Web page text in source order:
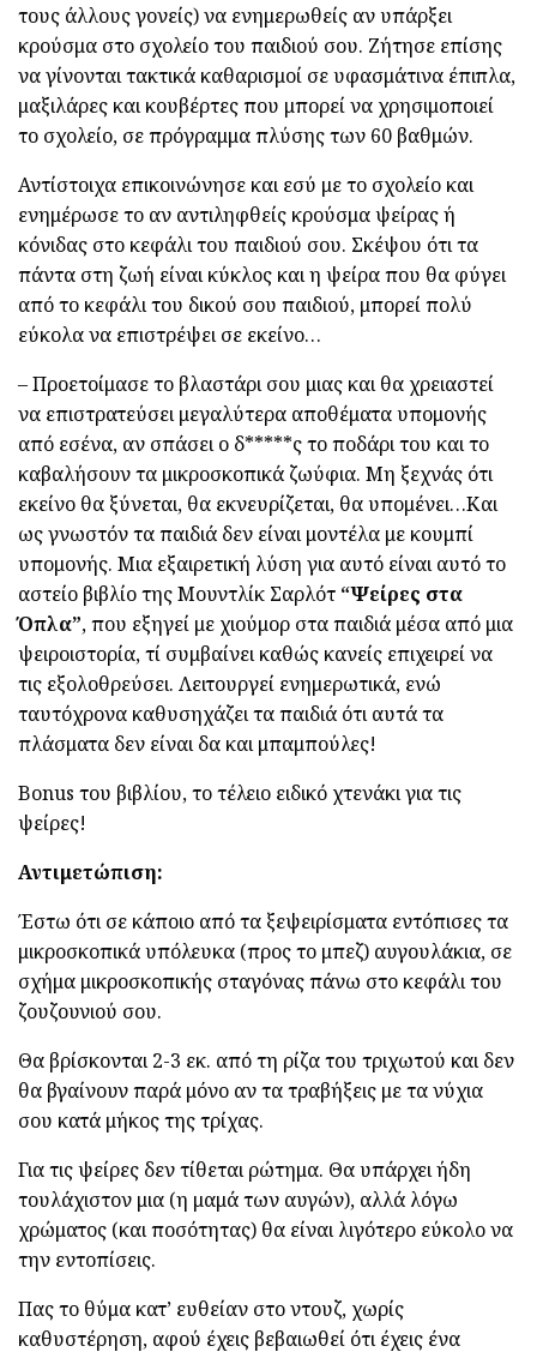
τους άλλους γονείς) να ενημερωθείς αν υπάρξει
κρούσμα στο σχολείο του παιδιού σου. Ζήτησε επίσης
να γίνονται τακτικά καθαρισμοί σε υφασμάτινα έπιπλα,
μαξιλάρες και κουβέρτες που μπορεί να χρησιμοποιεί
το σχολείο, σε πρόγραμμα πλύσης των 60 βαθμών.
Αντίστοιχα επικοινώνησε και εσύ με το σχολείο και
ενημέρωσε το αν αντιληφθείς κρούσμα ψείρας ή
κόνιδας στο κεφάλι του παιδιού σου. Σκέψου ότι τα
πάντα στη ζωή είναι κύκλος και η ψείρα που θα φύγει
από το κεφάλι του δικού σου παιδιού, μπορεί πολύ
εύκολα να επιστρέψει σε εκείνο…
– Προετοίμασε το βλαστάρι σου μιας και θα χρειαστεί
να επιστρατεύσει μεγαλύτερα αποθέματα υπομονής
από εσένα, αν σπάσει ο δ*****ς το ποδάρι του και το
καβαλήσουν τα μικροσκοπικά ζωύφια. Μη ξεχνάς ότι
εκείνο θα ξύνεται, θα εκνευρίζεται, θα υπομένει…Και
ως γνωστόν τα παιδιά δεν είναι μοντέλα με κουμπί
υπομονής. Μια εξαιρετική λύση για αυτό είναι αυτό το
αστείο βιβλίο της Μουντλίκ Σαρλότ “Ψείρες στα
Όπλα”, που εξηγεί με χιούμορ στα παιδιά μέσα από μια
ψειροιστορία, τί συμβαίνει καθώς κανείς επιχειρεί να
τις εξολοθρεύσει. Λειτουργεί ενημερωτικά, ενώ
ταυτόχρονα καθυσηχάζει τα παιδιά ότι αυτά τα
πλάσματα δεν είναι δα και μπαμπούλες!
Bonus του βιβλίου, το τέλειο ειδικό χτενάκι για τις
ψείρες!
Αντιμετώπιση:
Έστω ότι σε κάποιο από τα ξεψειρίσματα εντόπισες τα
μικροσκοπικά υπόλευκα (προς το μπεζ) αυγουλάκια, σε
σχήμα μικροσκοπικής σταγόνας πάνω στο κεφάλι του
ζουζουνιού σου.
Θα βρίσκονται 2-3 εκ. από τη ρίζα του τριχωτού και δεν
θα βγαίνουν παρά μόνο αν τα τραβήξεις με τα νύχια
σου κατά μήκος της τρίχας.
Για τις ψείρες δεν τίθεται ρώτημα. Θα υπάρχει ήδη
τουλάχιστον μια (η μαμά των αυγών), αλλά λόγω
χρώματος (και ποσότητας) θα είναι λιγότερο εύκολο να
την εντοπίσεις.
Πας το θύμα κατ’ ευθείαν στο ντουζ, χωρίς
καθυστέρηση, αφού έχεις βεβαιωθεί ότι έχεις ένα